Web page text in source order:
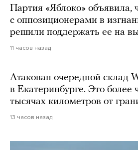
Партия «Яблоко» объявила,
с оппозиционерами в
решили поддержать ее на
11 часов назад
Атакован очередной склад
в Екатеринбурге. Это более
тысячах километров от
13 часов назад